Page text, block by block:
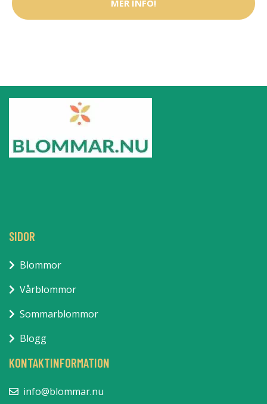
MER INFO!
SIDOR
Blommor
Vårblommor
Sommarblommor
Blogg
KONTAKTINFORMATION
info@blommar.nu